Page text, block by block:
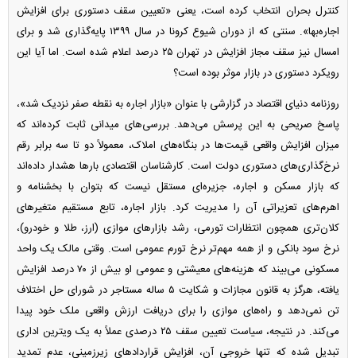
کنترل بحران انتخاب کرده است، یعنی «تعیین سقف دستوری برای افزایش
اجاره‌بها». سنتی که از دوران شیوع کرونا در سال ۱۳۹۹ پایه‌گذاری شد و برای
امسال نیز سقف مجاز افزایش در تهران ۲۵ درصد اعلام شده است. اما آیا این
رویکرد دستوری در بازار موثر بوده است؟
روزنامه دنیای اقتصاد در گزارشی با عنوان «بازار اجاره به نقطه صفر نزدیک شد»،
پاسخ صریحی به این پرسش می‌دهد. بررسی‌های میدانی ثابت کرده‌اند که
میزان افزایش واقعی قیمت‌ها در بنگاه‌های املاک، معمولاً دو تا سه برابر رقم
نرخ‌گذاری‌های دستوری دولت است. کارشناسان اقتصادی بار‌ها هشدار داده‌اند
که بازار مسکن و اجاره، جزیره‌ای مستقل نیست که بتوان با بخشنامه و
اهرم‌های تعزیراتی آن را مدیریت کرد. بازار اجاره، تابع مستقیم متغیر‌های
کلان‌تری همچون انتظارات تورمی، رشد بازار‌های موازی (ارز، طلا و خودرو)،
نرخ سود بانکی و از همه مهم‌تر نرخ تورم عمومی است. وقتی مالک یک واحد
مسکونی می‌بیند که هزینه‌های معیشتی و عمومی او بیش از ۷۰ درصد افزایش
یافته، هرگز به قانون مجازات و شکایت ۵ ساله مستاجر در شورای حل اختلاف
تن نمی‌دهد و راه‌های موازی را برای دریافت ارزش واقعی ملک خود پیدا
می‌کند. در نتیجه، سیاست تعیین سقف ۲۵ درصدی عملاً به یک ویترین اداری
تبدیل شده که تنها خروجی آن، افزایش قرارداد‌های زیرزمینی، عدم تمدید